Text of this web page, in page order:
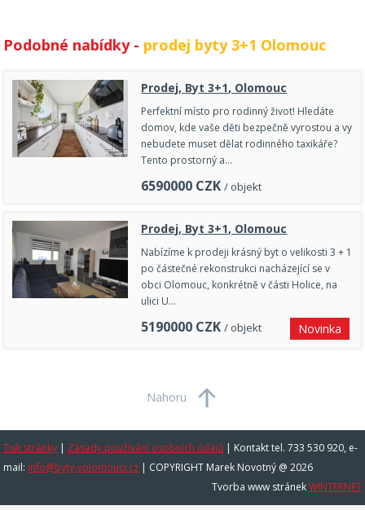
Podobné nabídky - prodej byty 3+1 Olomouc
Prodej, Byt 3+1, Olomouc
Perfektní místo pro rodinný život! Hledáte
domov, kde vaše děti bezpečně vyrostou a vy
nebudete muset dělat rodinného taxikáře?
Tento prostorný a…
6590000 CZK / objekt
Prodej, Byt 3+1, Olomouc
Nabízíme k prodeji krásný byt o velikosti 3 + 1
po částečné rekonstrukci nacházející se v
obci Olomouc, konkrétně v části Holice, na
ulici U…
5190000 CZK / objekt Novinka
Nahoru
Tisk stránky | Zásady používání osobních údajů | Kontakt tel. 733 530 920, e-
mail: info@byty-volomouci.cz | COPYRIGHT Marek Novotný @ 2026
Tvorba www stránekWINTERNET